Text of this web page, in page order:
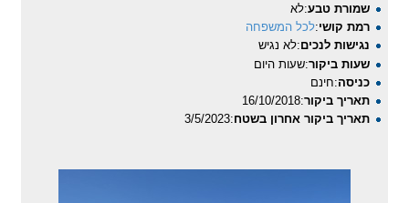
שמורת טבע:לא
רמת קושי:לכל המשפחה
נגישות לנכים:לא נגיש
שעות ביקור:שעות היום
כניסה:חינם
תאריך ביקור:16/10/2018
תאריך ביקור אחרון בשטח:3/5/2023